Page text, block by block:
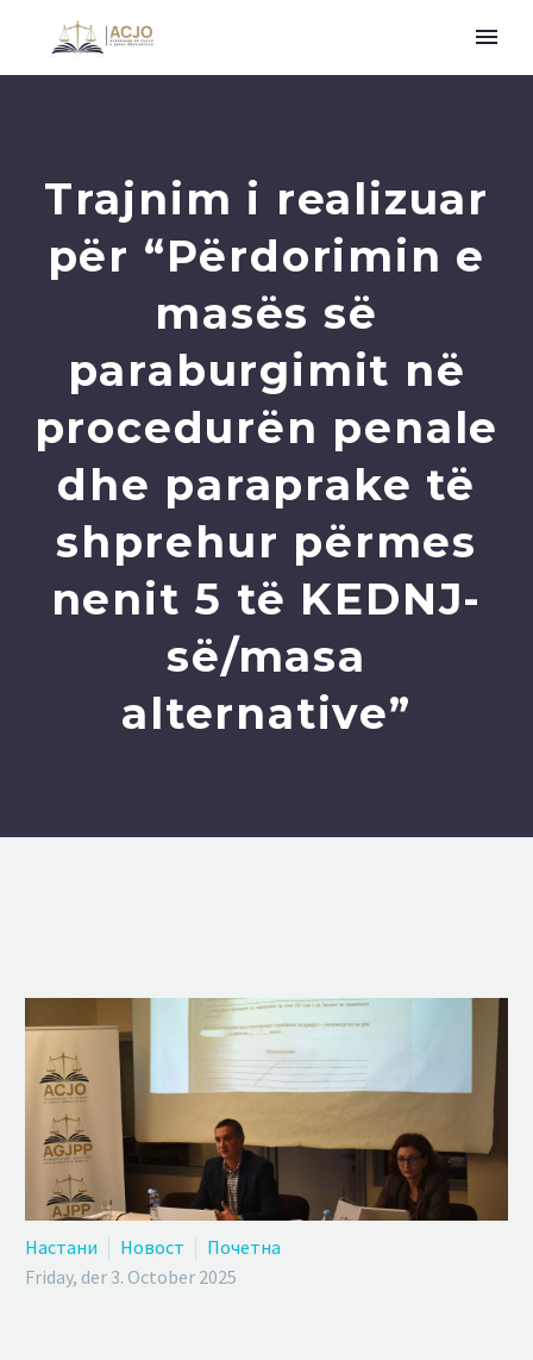
Trajnim i realizuar
për “Përdorimin e
masës së
paraburgimit në
procedurën penale
dhe paraprake të
shprehur përmes
nenit 5 të KEDNJ-
së/masa
alternative”
Настани Новост
Почетна
Friday, der 3. October 2025